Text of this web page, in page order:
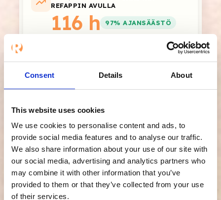
Consent Details About
This website uses cookies
We use cookies to personalise content and ads, to
provide social media features and to analyse our traffic.
We also share information about your use of our site with
our social media, advertising and analytics partners who
may combine it with other information that you’ve
provided to them or that they’ve collected from your use
of their services.
REFAPPIN AVULLA
116 h 97% AJANSÄÄSTÖ
tuntia vuodessa arvokkaampaan työhön
Refappin käyttöön kuluva aika on arviolta noin 1 minuutti
automaattiset muistutukset).
Jaa tulokset
Saat ajansäästön
lisäksi myös: